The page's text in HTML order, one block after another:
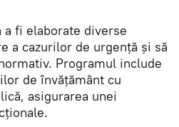
a fi elaborate diverse
a cazurilor de urgență și să
Programul include
de învățământ cu
asigurarea unei